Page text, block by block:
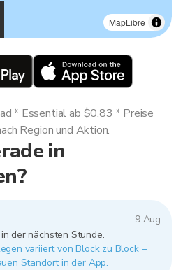
MapLibre
in
9 Aug
der nächsten Stunde.
variiert von Block zu Block –
Standort in der App.
* Essential ab $0,83 * Preise
Region und Aktion.